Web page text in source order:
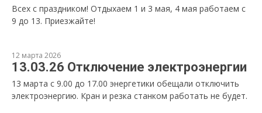
Всех с праздником! Отдыхаем 1 и 3 мая, 4 мая работаем с
9 до 13. Приезжайте!
12 марта 2026
13.03.26 Отключение электроэнергии
13 марта с 9.00 до 17.00 энергетики обещали отключить
электроэнергию. Кран и резка станком работать не будет.